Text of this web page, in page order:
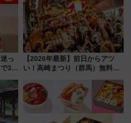
っ
3年
【2026年最新】前日からアツ
い！高崎まつり（群馬）無料観
しまで